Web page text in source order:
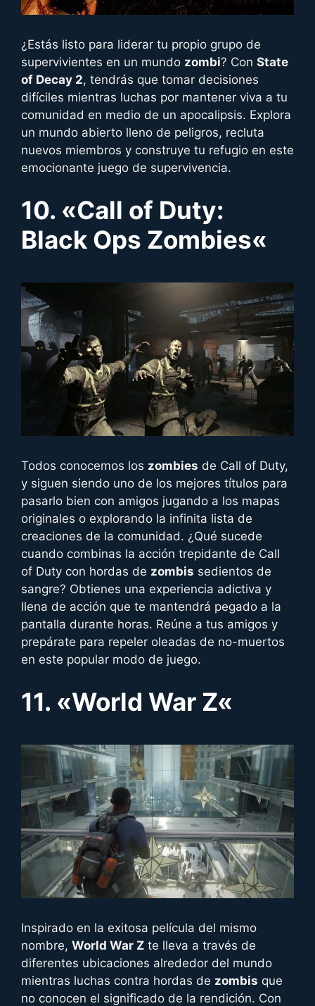
¿Estás listo para liderar tu propio grupo de
supervivientes en un mundo zombi? Con State
of Decay 2, tendrás que tomar decisiones
difíciles mientras luchas por mantener viva a tu
comunidad en medio de un apocalipsis. Explora
un mundo abierto lleno de peligros, recluta
nuevos miembros y construye tu refugio en este
emocionante juego de supervivencia.
10. «Call of Duty:
Black Ops Zombies«
Todos conocemos los zombies de Call of Duty,
y siguen siendo uno de los mejores títulos para
pasarlo bien con amigos jugando a los mapas
originales o explorando la infinita lista de
creaciones de la comunidad. ¿Qué sucede
cuando combinas la acción trepidante de Call
of Duty con hordas de zombis sedientos de
sangre? Obtienes una experiencia adictiva y
llena de acción que te mantendrá pegado a la
pantalla durante horas. Reúne a tus amigos y
prepárate para repeler oleadas de no-muertos
en este popular modo de juego.
11. «World War Z«
Inspirado en la exitosa película del mismo
nombre, World War Z te lleva a través de
diferentes ubicaciones alrededor del mundo
mientras luchas contra hordas de zombis que
no conocen el significado de la rendición. Con